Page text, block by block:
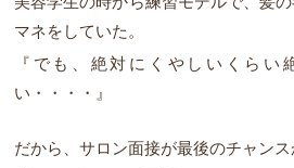
マネをしていた。
『でも、絶対にくやしいくらい
い・・・・』
だから、サロン面接が最後のチャンス